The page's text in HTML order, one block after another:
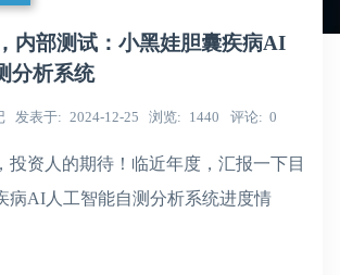
内部测试：小黑娃胆囊疾病AI
分析系统
发表于 2024-12-25 浏览 1440 评论 0
投资人的期待！临近年度，汇报一下目
病AI人工智能自测分析系统进度情